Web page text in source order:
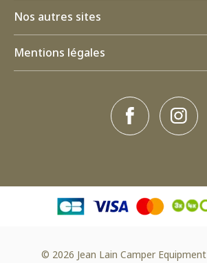
Nos autres sites
Mentions légales
© 2026 Jean Lain Camper Equipment